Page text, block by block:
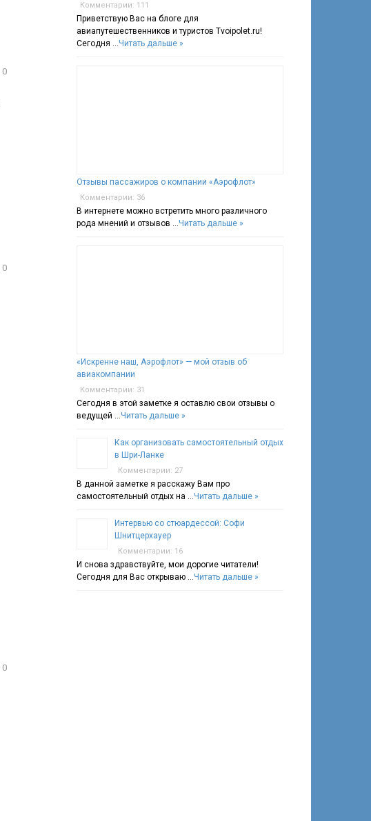
0
0
0
Комментарии: 111
Приветствую Вас на блоге для
авиапутешественников и туристов Tvoipolet.ru!
Сегодня …Читать дальше »
Отзывы пассажиров о компании «Аэрофлот»
Комментарии: 36
В интернете можно встретить много различного
рода мнений и отзывов …Читать дальше »
«Искренне наш, Аэрофлот» — мой отзыв об
авиакомпании
Комментарии: 31
Сегодня в этой заметке я оставлю свои отзывы о
ведущей …Читать дальше »
Как организовать самостоятельный отдых
в Шри-Ланке
Комментарии: 27
В данной заметке я расскажу Вам про
самостоятельный отдых на …Читать дальше »
Интервью со стюардессой: Софи
Шнитцерхауер
Комментарии: 16
И снова здравствуйте, мои дорогие читатели!
Сегодня для Вас открываю …Читать дальше »